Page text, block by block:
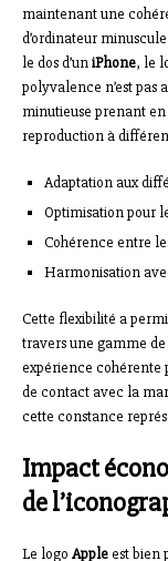
maintenant une
d’ordinateur
le dos d’uniPhone, le
polyvalence n’est pas
minutieuse prenant
reproduction à
Adaptation aux
Optimisation pour
Cohérence entre
Harmonisation
Cette flexibilité a
travers une gamme
expérience cohérente
de contact avec la
cette constance
Impact
de
Le logo Appleest bien